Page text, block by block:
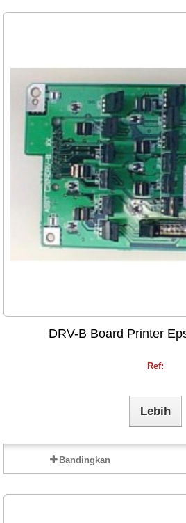
DRV-B Board Printer
Ref:
Lebih
Bandingkan